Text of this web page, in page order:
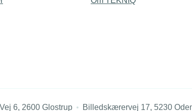
6, 2600 Glostrup Billedskærervej 17, 5230